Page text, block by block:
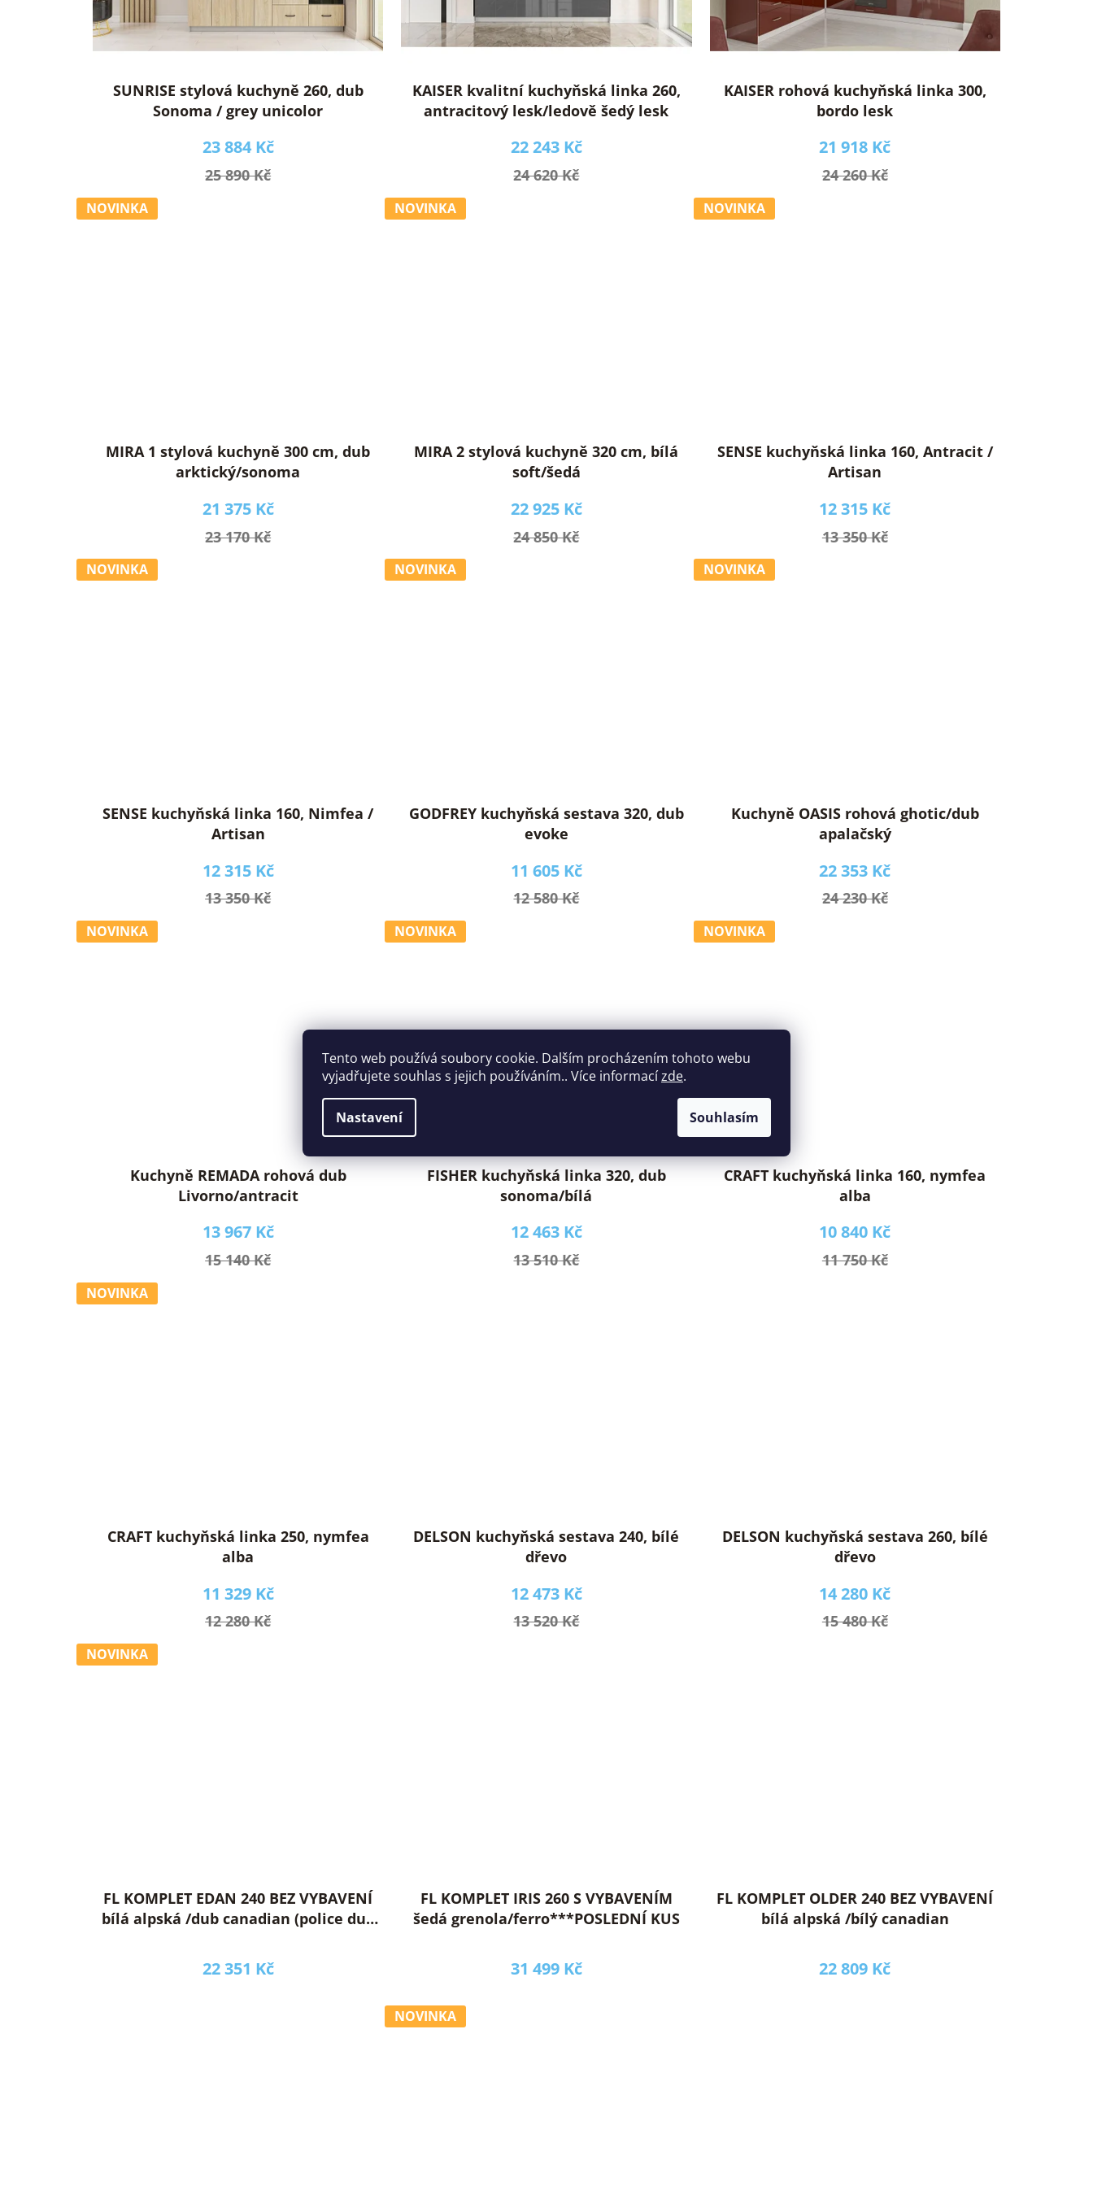
Tento web používá soubory cookie. Dalším procházením tohoto webu
vyjadřujete souhlas s jejich používáním.. Více informacízde.
Nastavení Souhlasím
d
u
k
SUNRISE stylová kuchyně 260, dub
Sonoma / grey unicolor
23 884 Kč
25 890 Kč
KAISER kvalitní kuchyňská linka 260,
antracitový lesk/ledově šedý lesk
22 243 Kč
24 620 Kč
KAISER rohová kuchyňská linka 300,
bordo lesk
21 918 Kč
24 260 Kč
NOVINKA
MIRA 1 stylová kuchyně 300 cm, dub
arktický/sonoma
21 375 Kč
23 170 Kč
NOVINKA
MIRA 2 stylová kuchyně 320 cm, bílá
soft/šedá
22 925 Kč
24 850 Kč
NOVINKA
SENSE kuchyňská linka 160, Antracit /
Artisan
12 315 Kč
13 350 Kč
NOVINKA
SENSE kuchyňská linka 160, Nimfea /
Artisan
12 315 Kč
13 350 Kč
NOVINKA
GODFREY kuchyňská sestava 320, dub
evoke
11 605 Kč
12 580 Kč
NOVINKA
Kuchyně OASIS rohová ghotic/dub
apalačský
22 353 Kč
24 230 Kč
NOVINKA
Kuchyně REMADA rohová dub
Livorno/antracit
13 967 Kč
15 140 Kč
NOVINKA
FISHER kuchyňská linka 320, dub
sonoma/bílá
12 463 Kč
13 510 Kč
NOVINKA
CRAFT kuchyňská linka 160, nymfea
alba
10 840 Kč
11 750 Kč
NOVINKA
CRAFT kuchyňská linka 250, nymfea
alba
11 329 Kč
12 280 Kč
DELSON kuchyňská sestava 240, bílé
dřevo
12 473 Kč
13 520 Kč
DELSON kuchyňská sestava 260, bílé
dřevo
14 280 Kč
15 480 Kč
NOVINKA
FL KOMPLET EDAN 240 BEZ VYBAVENÍ
bílá alpská /dub canadian (police dub
22 351 Kč
FL KOMPLET IRIS 260 S VYBAVENÍM
šedá grenola/ferro***POSLEDNÍ KUS
31 499 Kč
FL KOMPLET OLDER 240 BEZ VYBAVENÍ
bílá alpská /bílý canadian
22 809 Kč
NOVINKA